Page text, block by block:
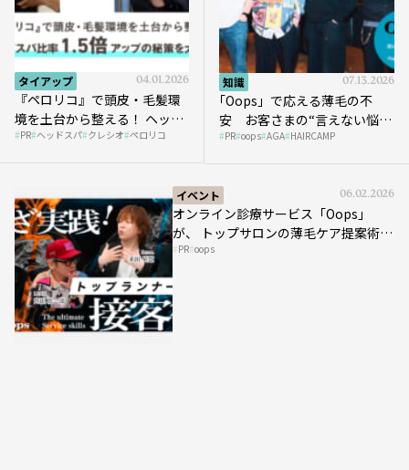
タイアップ 04.01.2026
『ペロリコ』で頭皮・毛髪環
境を土台から整える！ ヘッド
スパ比率1.5倍アップの秘策を
PR ヘッドスパ クレシオ ペロリコ
知識 07.13.2026
｢Oops」で応える薄毛の不
安 お客さまの“言えない悩
み”にどう向き合う？ ＃01
PR oops AGA HAIRCAMP
イベント 06.02.2026
オンライン診療サービス「Oops」
が、 トップサロンの薄毛ケア提案術を
HAIRCAMPで公開！
PR oops